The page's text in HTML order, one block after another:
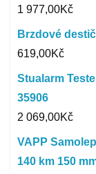
1 977,00Kč
Brzdové
619,00Kč
Stualarm
35906
2 069,00Kč
VAPP
140 km 150